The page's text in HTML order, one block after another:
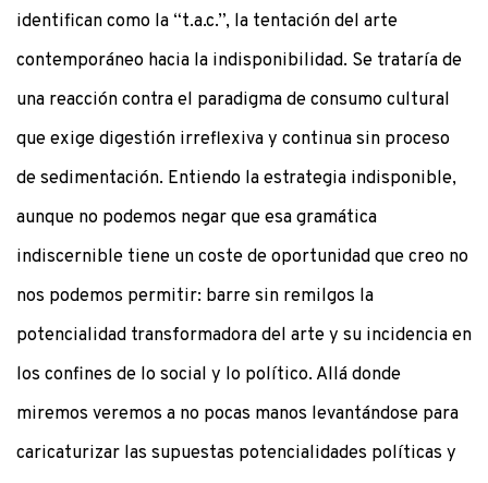
identifican como la “t.a.c.”, la tentación del arte
contemporáneo hacia la indisponibilidad. Se trataría de
una reacción contra el paradigma de consumo cultural
que exige digestión irreflexiva y continua sin proceso
de sedimentación. Entiendo la estrategia indisponible,
aunque no podemos negar que esa gramática
indiscernible tiene un coste de oportunidad que creo no
nos podemos permitir: barre sin remilgos la
potencialidad transformadora del arte y su incidencia en
los confines de lo social y lo político. Allá donde
miremos veremos a no pocas manos levantándose para
caricaturizar las supuestas potencialidades políticas y